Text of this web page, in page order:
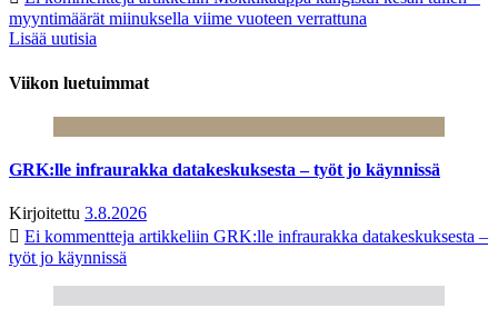
myyntimäärät miinuksella viime vuoteen verrattuna
Lisää uutisia
Viikon luetuimmat
GRK:lle infraurakka datakeskuksesta – työt jo käynnissä
Kirjoitettu 3.8.2026
Ei kommentteja artikkeliin GRK:lle infraurakka datakeskuksesta –
työt jo käynnissä